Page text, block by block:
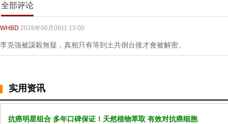
全部评论
WHBD 2026年06月09日 13:00
李克強被謀殺無疑，真相只有等到土共倒台後才會被解密。
实用资讯
抗癌明星组合 多年口碑保证！天然植物萃取 有效对抗癌细胞